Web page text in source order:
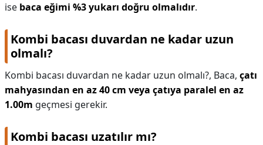
ise baca eğimi %3 yukarı doğru olmalıdır.
Kombi bacası duvardan ne kadar uzun
olmalı?
Kombi bacası duvardan ne kadar uzun olmalı?, Baca, çatı
mahyasından en az 40 cm veya çatıya paralel en az
1.00m geçmesi gerekir.
Kombi bacası uzatılır mı?